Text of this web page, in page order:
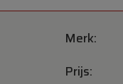
Merk:
Prijs: